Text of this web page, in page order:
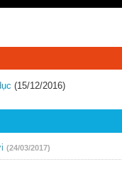
(15/12/2016)
(24/03/2017)